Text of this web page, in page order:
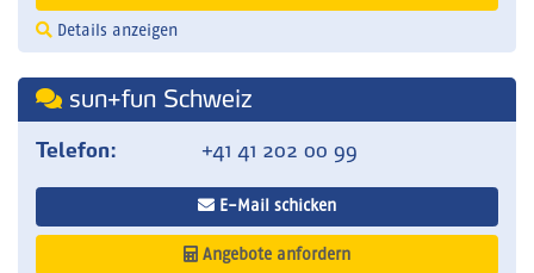
Details anzeigen
sun+fun Schweiz
Telefon: +41 41 202 00 99
E-Mail schicken
Angebote anfordern